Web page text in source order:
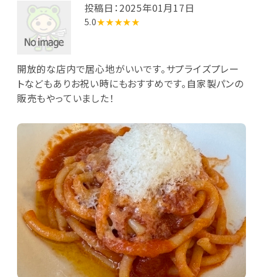
投稿日：2025年01月17日
5.0★★★★★
開放的な店内で居心地がいいです。サプライズプレー
トなどもありお祝い時にもおすすめです。自家製パンの
販売もやっていました！